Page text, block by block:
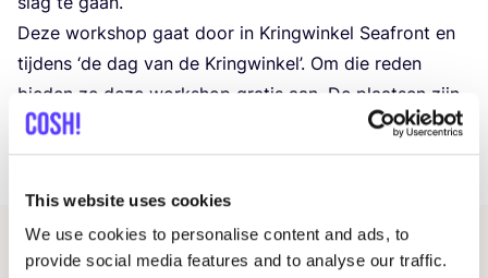
This website uses cookies
We use cookies to personalise content and ads, to
provide social media features and to analyse our traffic.
Deze work­shop gaat door in Kring­win­kel Seafront en
tij­dens ‘de dag van de Kring­win­kel’. Om die reden
bie­den ze deze work­shop gra­tis aan. De plaat­sen zijn
ech­ter beperkt, dus schrijf je snel in en laat je
inspireren!
Gerelateerde evenementen